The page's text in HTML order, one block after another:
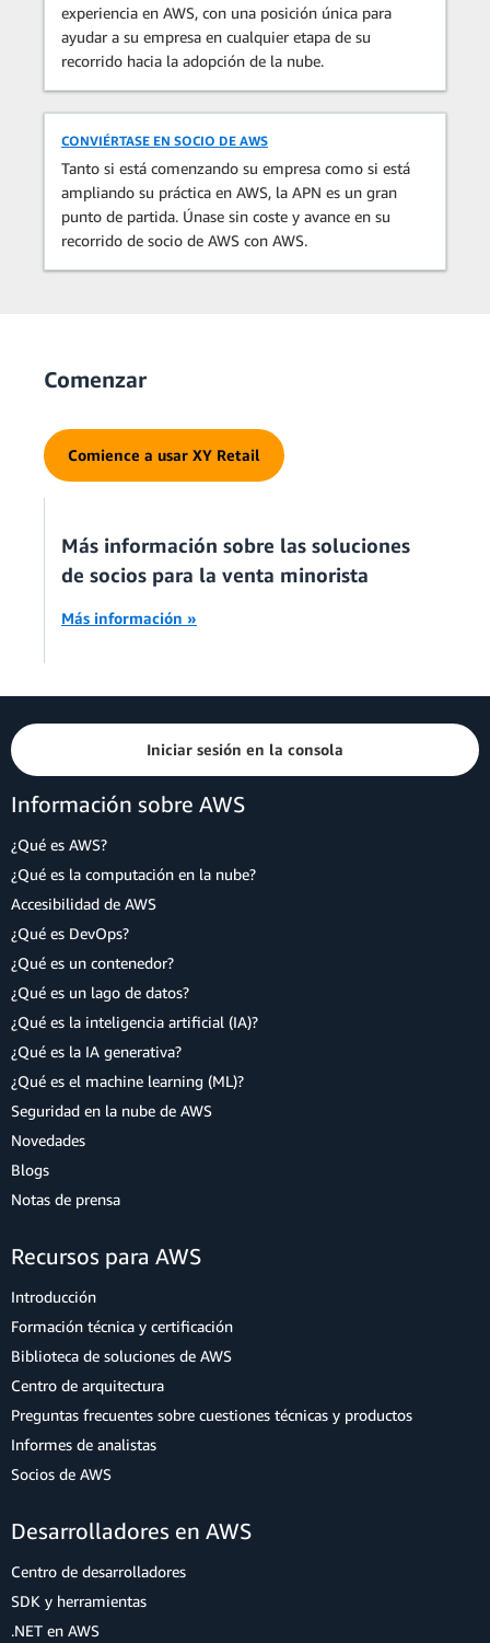
experiencia en AWS, con una posición única para
ayudar a su empresa en cualquier etapa de su
recorrido hacia la adopción de la nube.
CONVIÉRTASE EN SOCIO DE AWS
Tanto si está comenzando su empresa como si está
ampliando su práctica en AWS, la APN es un gran
punto de partida. Únase sin coste y avance en su
recorrido de socio de AWS con AWS.
Comenzar
Comience a usar XY Retail
Más información sobre las soluciones
de socios para la venta minorista
Más información »
Iniciar sesión en la consola
Información sobre AWS
¿Qué es AWS?
¿Qué es la computación en la nube?
Accesibilidad de AWS
¿Qué es DevOps?
¿Qué es un contenedor?
¿Qué es un lago de datos?
¿Qué es la inteligencia artificial (IA)?
¿Qué es la IA generativa?
¿Qué es el machine learning (ML)?
Seguridad en la nube de AWS
Novedades
Blogs
Notas de prensa
Recursos para AWS
Introducción
Formación técnica y certificación
Biblioteca de soluciones de AWS
Centro de arquitectura
Preguntas frecuentes sobre cuestiones técnicas y productos
Informes de analistas
Socios de AWS
Desarrolladores en AWS
Centro de desarrolladores
SDK y herramientas
.NET en AWS